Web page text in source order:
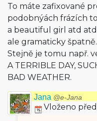
To máte zafixované
podobnýách frázích
a beautiful girl atd
ale gramaticky špatně.
Stejně je tomu např.
A TERRIBLE DAY,
BAD WEATHER.
Jana @e-Jana
Vloženo